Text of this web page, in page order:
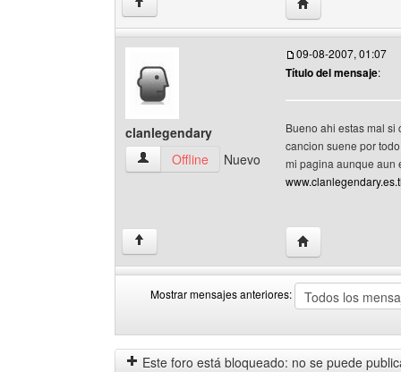
clanlegendary
clanlegendary Ver perfil del usuario
Offline Nuevo
09-08-2007, 01:07
Título del mensaje:
Bueno ahi estas mal
cancion suene por
mi pagina aunque aun
↑ Visitar sitio web
Mostrar mensajes anteriores:
mensajes
anteriores
by
Este foro está bloqueado: no se puede